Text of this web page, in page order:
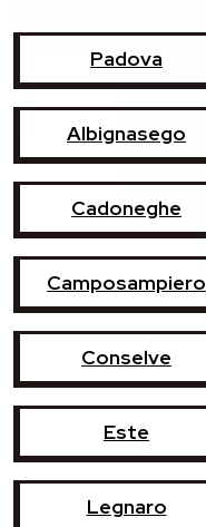
Padova
Albignasego
Cadoneghe
Camposampiero
Conselve
Este
Legnaro